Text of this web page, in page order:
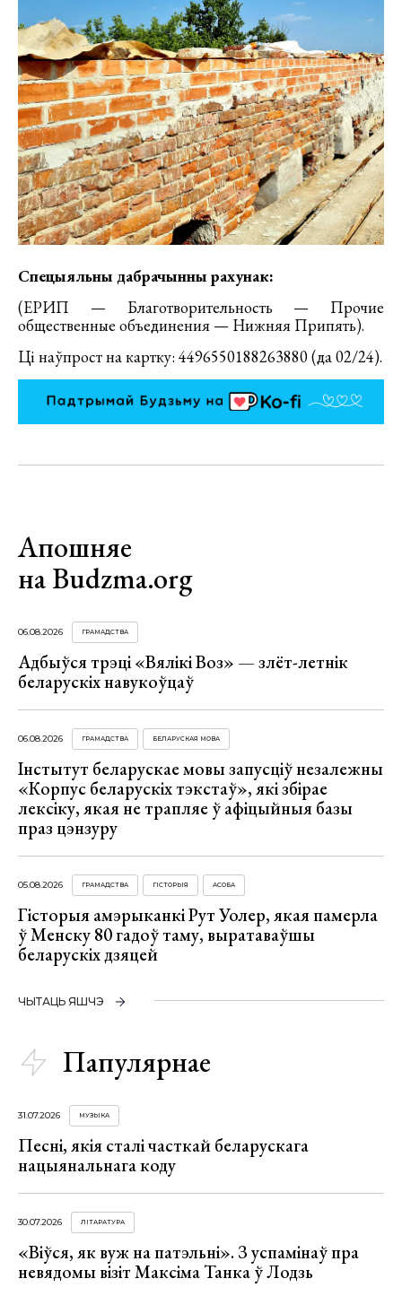
Спецыяльны дабрачынны рахунак:
(ЕРИП — Благотворительность — Прочие
общественные объединения — Нижняя Припять).
Ці наўпрост на картку: 4496550188263880 (да 02/24).
Апошняе
на Budzma.org
06.08.2026 ГРАМАДСТВА
Адбыўся трэці «Вялікі Воз» — злёт-летнік
беларускіх навукоўцаў
06.08.2026 ГРАМАДСТВА БЕЛАРУСКАЯ МОВА
Інстытут беларускае мовы запусціў незалежны
«Корпус беларускіх тэкстаў», які збірае
лексіку, якая не трапляе ў афіцыйныя базы
праз цэнзуру
05.08.2026 ГРАМАДСТВА ГІСТОРЫЯ АСОБА
Гісторыя амэрыканкі Рут Уолер, якая памерла
ў Менску 80 гадоў таму, выратаваўшы
беларускіх дзяцей
ЧЫТАЦЬ ЯШЧЭ
Папулярнае
31.07.2026 МУЗЫКА
Песні, якія сталі часткай беларускага
нацыянальнага коду
30.07.2026 ЛІТАРАТУРА
«Віўся, як вуж на патэльні». З успамінаў пра
невядомы візіт Максіма Танка ў Лодзь